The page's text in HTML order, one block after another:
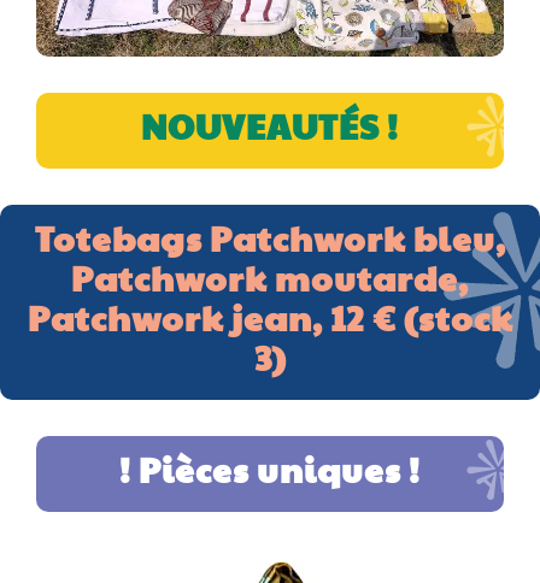
NOUVEAUTÉS !
Totebags Patchwork bleu,
Patchwork moutarde,
Patchwork jean, 12 € (stock
3)
! Pièces uniques !